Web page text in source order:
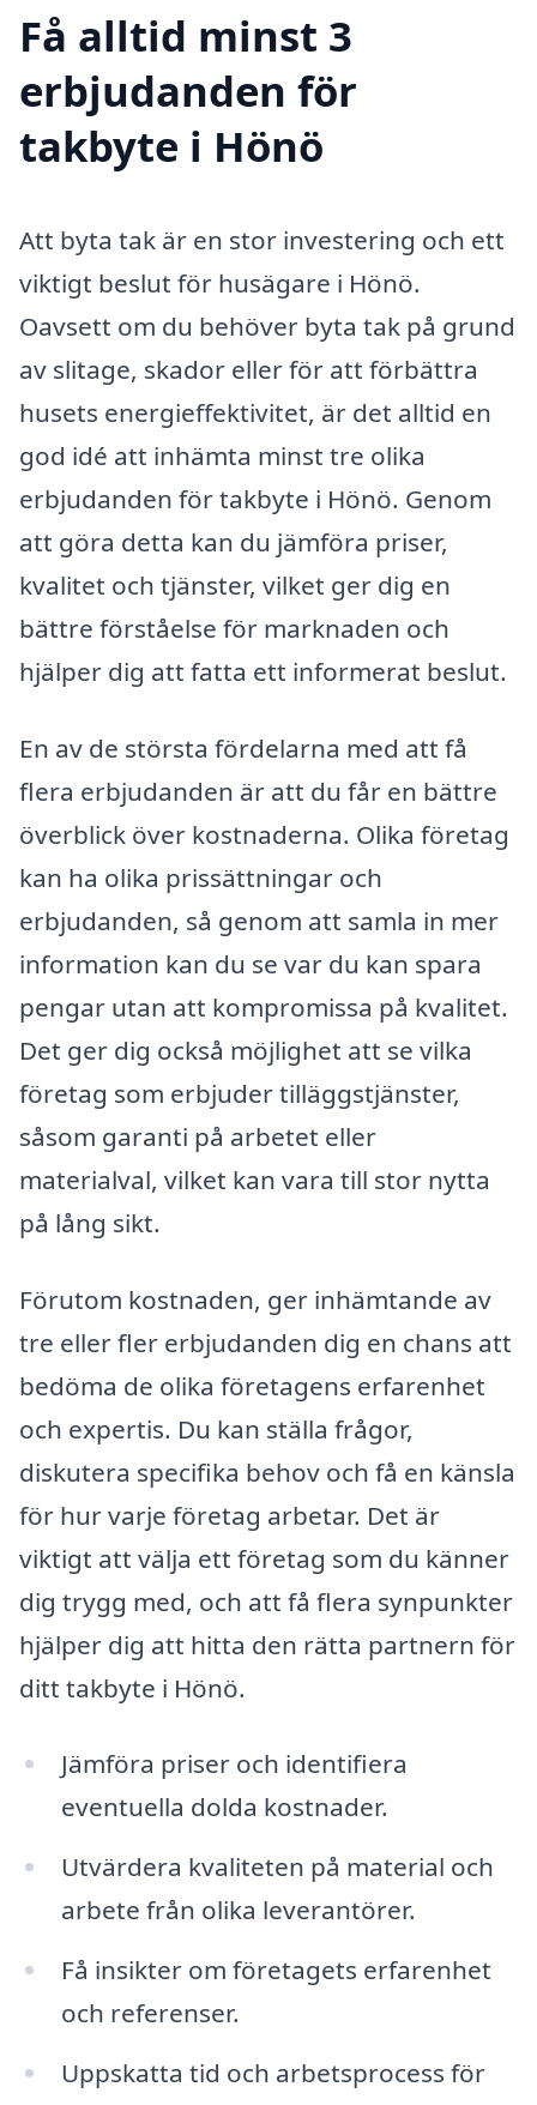
Få alltid minst 3
erbjudanden för
takbyte i Hönö
Att byta tak är en stor investering och ett
viktigt beslut för husägare i Hönö.
Oavsett om du behöver byta tak på grund
av slitage, skador eller för att förbättra
husets energi­effektivitet, är det alltid en
god idé att in­hämta minst tre olika
erbjudanden för takbyte i Hönö. Genom
att göra detta kan du jämföra priser,
kvalitet och tjänster, vilket ger dig en
bättre förståelse för marknaden och
hjälper dig att fatta ett informerat beslut.
En av de största fördelarna med att få
flera erbjudanden är att du får en bättre
överblick över kostnaderna. Olika företag
kan ha olika prissättningar och
erbjudanden, så genom att samla in mer
information kan du se var du kan spara
pengar utan att kompromissa på kvalitet.
Det ger dig också möjlighet att se vilka
företag som erbjuder tilläggstjänster,
såsom garanti på arbetet eller
materialval, vilket kan vara till stor nytta
på lång sikt.
Förutom kostnaden, ger inhämtande av
tre eller fler erbjudanden dig en chans att
bedöma de olika företagens erfarenhet
och expertis. Du kan ställa frågor,
diskutera specifika behov och få en känsla
för hur varje företag arbetar. Det är
viktigt att välja ett företag som du känner
dig trygg med, och att få flera synpunkter
hjälper dig att hitta den rätta partnern för
ditt takbyte i Hönö.
Jämföra priser och identifiera
eventuella dolda kostnader.
Utvärdera kvaliteten på material och
arbete från olika leverantörer.
Få insikter om företagets erfarenhet
och referenser.
Uppskatta tid och arbetsprocess för